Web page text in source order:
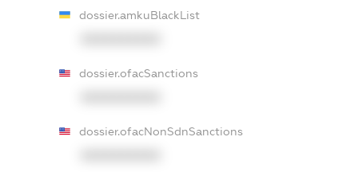
dossier.amkuBlackList
dossier.ofacSanctions
dossier.ofacNonSdnSanctions